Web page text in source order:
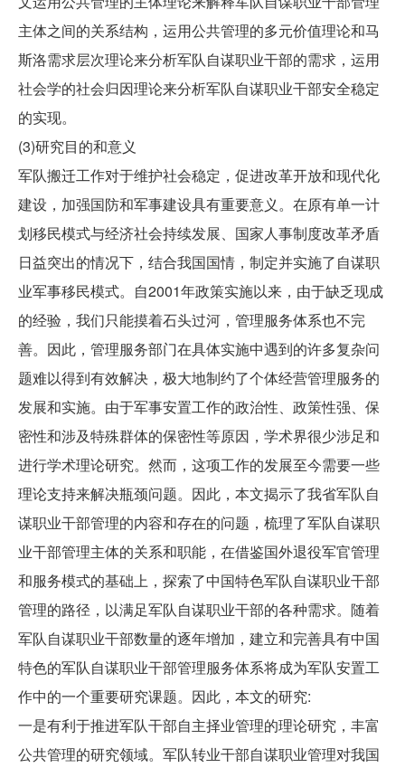
主体之间的关系结构，运用公共管理的多元价值理论和马
斯洛需求层次理论来分析军队自谋职业干部的需求，运用
社会学的社会归因理论来分析军队自谋职业干部安全稳定
的实现。
(3)研究目的和意义
军队搬迁工作对于维护社会稳定，促进改革开放和现代化
建设，加强国防和军事建设具有重要意义。在原有单一计
划移民模式与经济社会持续发展、国家人事制度改革矛盾
日益突出的情况下，结合我国国情，制定并实施了自谋职
业军事移民模式。自2001年政策实施以来，由于缺乏现成
的经验，我们只能摸着石头过河，管理服务体系也不完
善。因此，管理服务部门在具体实施中遇到的许多复杂问
题难以得到有效解决，极大地制约了个体经营管理服务的
发展和实施。由于军事安置工作的政治性、政策性强、保
密性和涉及特殊群体的保密性等原因，学术界很少涉足和
进行学术理论研究。然而，这项工作的发展至今需要一些
理论支持来解决瓶颈问题。因此，本文揭示了我省军队自
谋职业干部管理的内容和存在的问题，梳理了军队自谋职
业干部管理主体的关系和职能，在借鉴国外退役军官管理
和服务模式的基础上，探索了中国特色军队自谋职业干部
管理的路径，以满足军队自谋职业干部的各种需求。随着
军队自谋职业干部数量的逐年增加，建立和完善具有中国
特色的军队自谋职业干部管理服务体系将成为军队安置工
作中的一个重要研究课题。因此，本文的研究:
一是有利于推进军队干部自主择业管理的理论研究，丰富
公共管理的研究领域。军队转业干部自谋职业管理对我国